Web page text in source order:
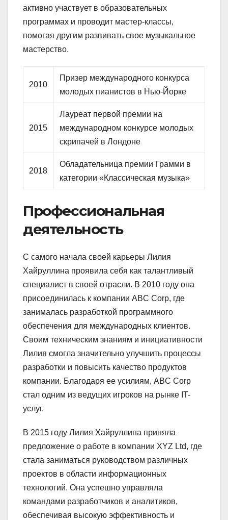
активно участвует в образовательных
программах и проводит мастер-классы,
помогая другим развивать свое музыкальное
мастерство.
2010
Призер международного конкурса
молодых пианистов в Нью-Йорке
2015
Лауреат первой премии на
международном конкурсе молодых
скрипачей в Лондоне
2018
Обладательница премии Грамми в
категории «Классическая музыка»
Профессиональная
деятельность
С самого начала своей карьеры Лилия
Хайруллина проявила себя как талантливый
специалист в своей отрасли. В 2010 году она
присоединилась к компании ABC Corp, где
занималась разработкой программного
обеспечения для международных клиентов.
Своим техническим знаниям и инициативности
Лилия смогла значительно улучшить процессы
разработки и повысить качество продуктов
компании. Благодаря ее усилиям, ABC Corp
стал одним из ведущих игроков на рынке IT-
услуг.
В 2015 году Лилия Хайруллина приняла
предложение о работе в компании XYZ Ltd, где
стала заниматься руководством различных
проектов в области информационных
технологий. Она успешно управляла
командами разработчиков и аналитиков,
обеспечивая высокую эффективность и